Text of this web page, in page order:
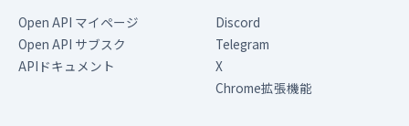
Open API マイページ
Open API サブスク
APIドキュメント
Discord
Telegram
X
Chrome拡張機能